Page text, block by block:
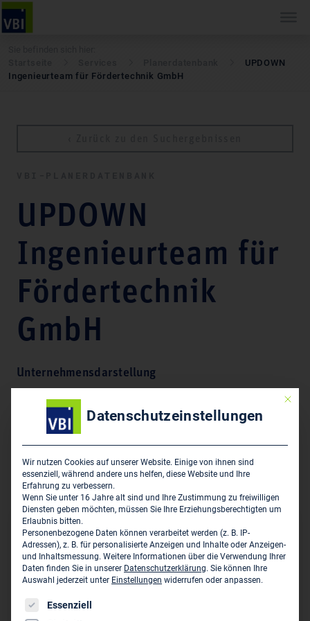
UPDOWN
Ingenieurteam für Fördertechnik GmbH
UPDOWN
Ingenieurteam für
Fördertechnik
GmbH
Unternehmensdarstellung
Fahrtreppen und Fassadenbefahranlagen inkl.
Bauleitung und Objektbetreuung, Beratung,
Kostenoptimierung für Personenaufzüge und
Lastenaufzüge
Hauptsitz des Unternehmens
UPDOWN Ingenieurteam für Fördertechnik GmbH
Wichmannstr. 4 (Haus 1)
Mit
Datenschutzeinstellungen
Wir nutzen Cookies auf unserer Website. Einige von ihnen sind
essenziell, während andere uns helfen, diese Website und Ihre
Erfahrung zu verbessern.
Wenn Sie unter 16 Jahre alt sind und Ihre Zustimmung zu freiwilligen
Diensten geben möchten, müssen Sie Ihre Erziehungsberechtigten um
Erlaubnis bitten.
Personenbezogene Daten können verarbeitet werden (z. B. IP-
Adressen), z. B. für personalisierte Anzeigen und Inhalte oder Anzeigen-
und Inhaltsmessung. Weitere Informationen über die Verwendung Ihrer
Daten finden Sie in unserer Datenschutzerklärung. Sie können Ihre
Auswahl jederzeit unter Einstellungen widerrufen oder anpassen.
Es folgt eine Liste der Service-Gruppen, für die eine
Essenziell